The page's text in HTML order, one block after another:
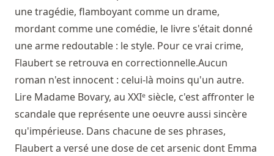
une tragédie, flamboyant comme un drame,
mordant comme une comédie, le livre s'était donné
une arme redoutable : le style. Pour ce vrai crime,
Flaubert se retrouva en correctionnelle.Aucun
roman n'est innocent : celui-là moins qu'un autre.
Lire Madame Bovary, au XXIᵉ siècle, c'est affronter le
scandale que représente une oeuvre aussi sincère
qu'impérieuse. Dans chacune de ses phrases,
Flaubert a versé une dose de cet arsenic dont Emma